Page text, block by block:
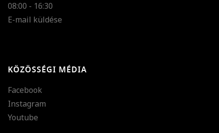
08:00 - 16:30
E-mail küldése
KÖZÖSSÉGI MÉDIA
Facebook
Instagram
Youtube